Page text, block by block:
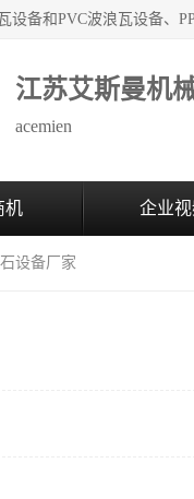
江苏艾斯曼机
acemien
机 企业
设备厂家